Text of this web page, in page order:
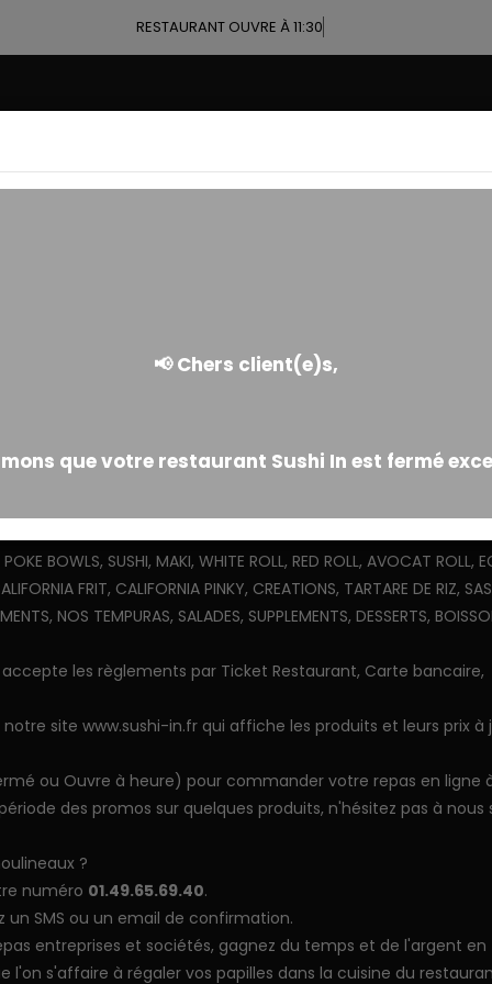
RESTAURANT OUVRE À 11:30
BOWLS, SUSHI, MAKI, WHITE ROLL, RED ROLL, AVOCAT ROLL,
FRIT, CALIFORNIA PINKY, CREATIONS, TARTARE DE RIZ,
NOS TEMPURAS, SALADES, SUPPLEMENTS, DESSERTS,
les règlements par Ticket Restaurant, Carte bancaire,
site www.sushi-in.fr qui affiche les produits et leurs prix à
ou Ouvre à heure) pour commander votre repas en ligne
des promos sur quelques produits, n'hésitez pas à nous
?
numéro 01.49.65.69.40.
SMS ou un email de confirmation.
entreprises et sociétés, gagnez du temps et de l'argent en
s'affaire à régaler vos papilles dans la cuisine du